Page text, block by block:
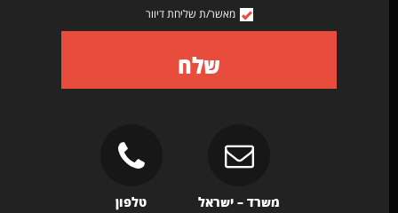
מאשר/ת שליחת דיוור
שלח
משרד – ישראל טלפון